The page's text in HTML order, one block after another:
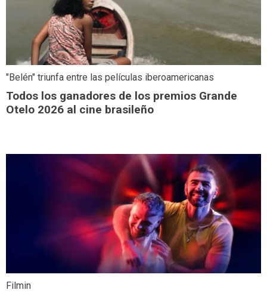
"Belén" triunfa entre las películas iberoamericanas
Todos los ganadores de los premios Grande
Otelo 2026 al cine brasileño
Filmin